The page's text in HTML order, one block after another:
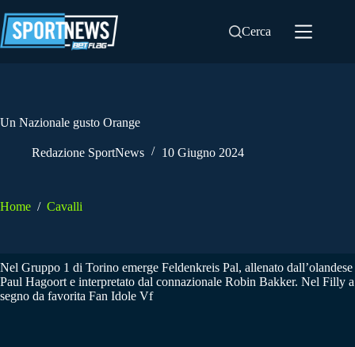
al
contenuto
Cerca
Un Nazionale gusto Orange
Redazione SportNews 10 Giugno 2024
Home / Cavalli
Nel Gruppo 1 di Torino emerge Feldenkreis Pal, allenato dall’olandese
Paul Hagoort e interpretato dal connazionale Robin Bakker. Nel Filly a
segno da favorita Fan Idole Vf